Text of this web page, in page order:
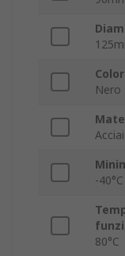
Nero
-40°C
80°C